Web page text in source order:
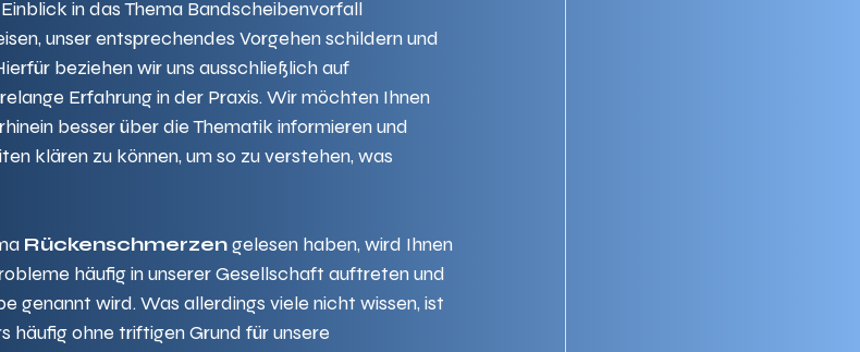
in das Thema Bandscheibenvorfall
unser entsprechendes Vorgehen schildern und
beziehen wir uns ausschließlich auf
Erfahrung in der Praxis. Wir möchten Ihnen
besser über die Thematik informieren und
klären zu können, um so zu verstehen, was
Rückenschmerzen gelesen haben, wird Ihnen
häufig in unserer Gesellschaft auftreten und
genannt wird. Was allerdings viele nicht wissen, ist
häufig ohne triftigen Grund für unsere